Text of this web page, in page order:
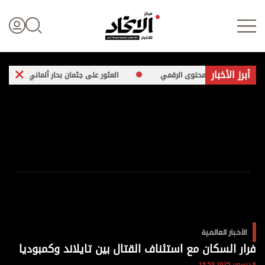
علوم الدار
الرياضة
أبرز الأخبار
في المحتوى الرقمي العثور على جثمان بحار ألماني مفقود جنوب بحر إيجه
الأخبار العالمية
فرار السكان مع استئناف القتال بين تايلاند وكمبوديا